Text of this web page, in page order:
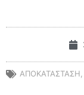
ΑΠΟΚΑΤΑΣΤΑΣΗ,